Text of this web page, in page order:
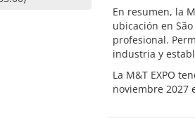
En resumen, la
ubicación en
profesional.
industria y
La M&T EXPO
noviembre 2027